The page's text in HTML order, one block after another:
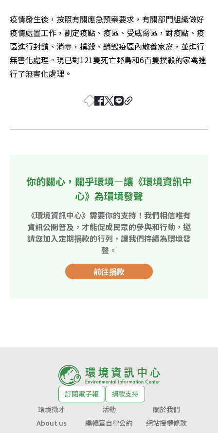
疫情發生後，按照有關應急預案要求，有關部門組織做好
疫情處置工作，劃定疫點、疫區、受威脅區，對疫點、疫
區進行封鎖、消毒，撲殺、銷毀疫區內散養家禽，並進行
無害化處理。現已對121隻死亡野鳥和6百隻撲殺的家禽進
行了無害化處理。
你的關心，關乎環境—讓《環境資訊中
心》為環境發聲
《環境資訊中心》需要你的支持！我們相信唯有
資訊公開普及，才能促成民眾的參與和行動，邀
請您加入定期捐款的行列，讓我們持續為環境發
聲。
前往捐款
訂閱電子報
捐款支持
環境徵才
活動
關於我們
About us
編輯室自律公約
網站授權條款